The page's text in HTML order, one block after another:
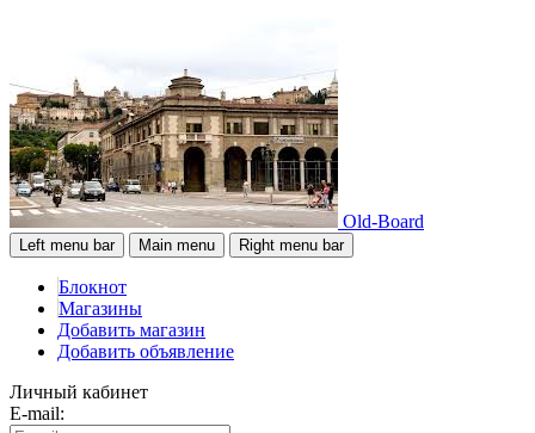
Old-Board
Left menu bar Main menu Right menu bar
Блокнот
Магазины
Добавить магазин
Добавить объявление
Личный кабинет
E-mail: